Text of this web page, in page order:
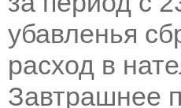
убавленья
расход в
Завтрашнее